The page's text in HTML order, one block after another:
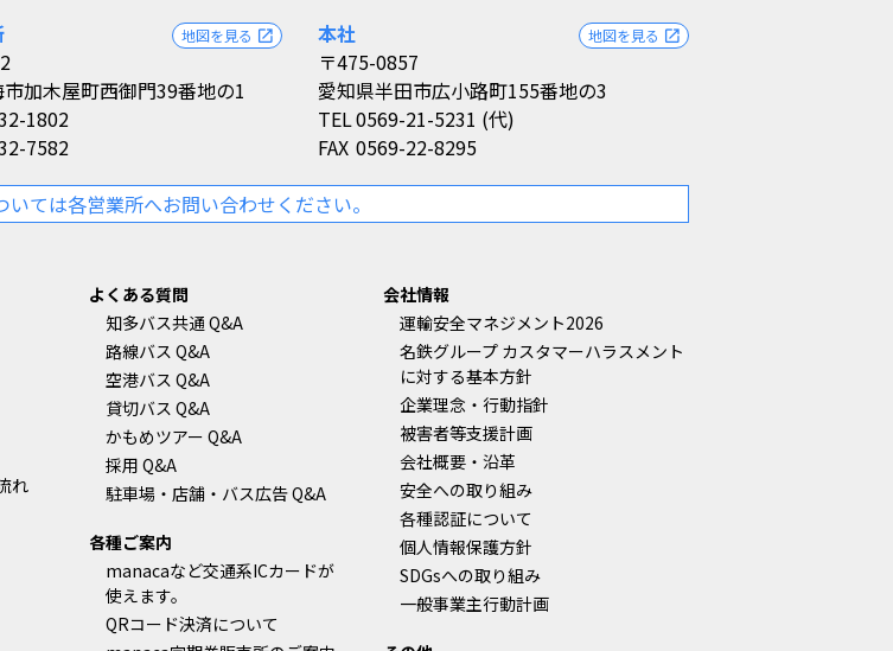
加木屋町西御門39番地の1
地図を見る open_in_new
1802
7582
本社
〒475-0857
愛知県半田市広小路町155番地の3
地図を見る open_in_new
TEL0569-21-5231 (代)
FAX 0569-22-8295
ては各営業所へお問い合わせください。
れ
よくある質問
知多バス共通 Q&A
路線バス Q&A
空港バス Q&A
貸切バス Q&A
かもめツアー Q&A
採用 Q&A
駐車場・店舗・バス広告 Q&A
各種ご案内
manacaなど交通系ICカードが
使えます。
QRコード決済について
会社情報
運輸安全マネジメント2026
名鉄グループ カスタマーハラスメント
に対する基本方針
企業理念・行動指針
被害者等支援計画
会社概要・沿革
安全への取り組み
各種認証について
個人情報保護方針
SDGsへの取り組み
一般事業主行動計画